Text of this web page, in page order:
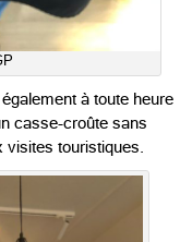
à toute heure
casse-croûte sans
visites touristiques.